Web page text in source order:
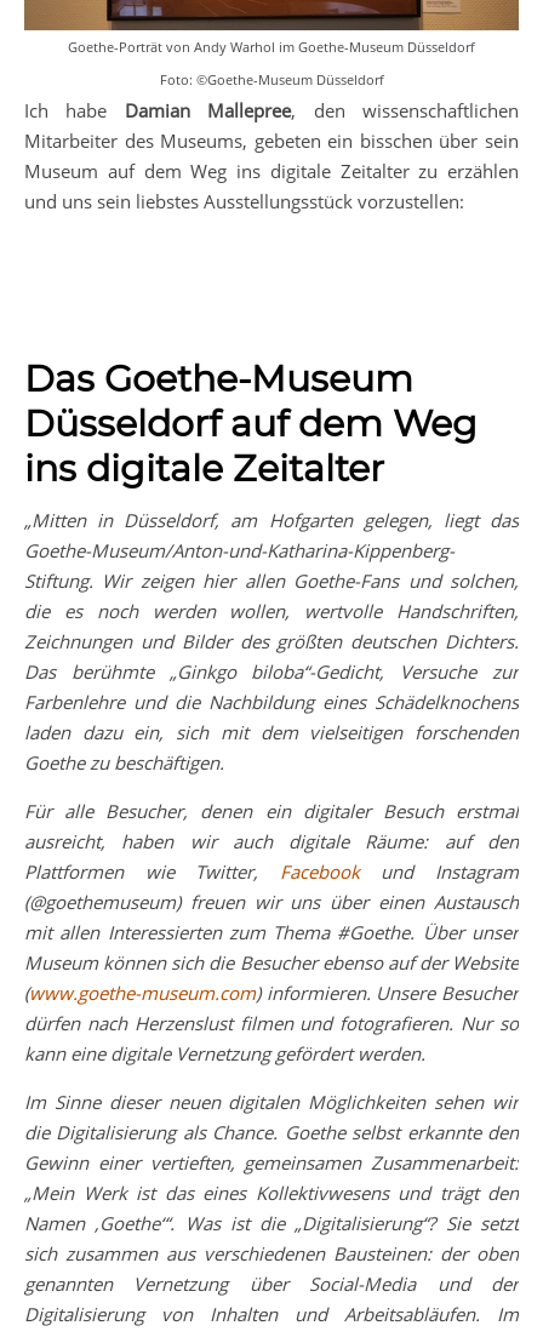
Goethe-Porträt von Andy Warhol im Goethe-Museum Düsseldorf
Foto: ©Goethe-Museum Düsseldorf
Ich habe Damian Mallepree, den wissenschaftlichen
Mitarbeiter des Museums, gebeten ein bisschen über sein
Museum auf dem Weg ins digitale Zeitalter zu erzählen
und uns sein liebstes Ausstellungsstück vorzustellen:
Das Goethe-Museum
Düsseldorf auf dem Weg
ins digitale Zeitalter
„Mitten in Düsseldorf, am Hofgarten gelegen, liegt das
Goethe-Museum/Anton-und-Katharina-Kippenberg-
Stiftung. Wir zeigen hier allen Goethe-Fans und solchen,
die es noch werden wollen, wertvolle Handschriften,
Zeichnungen und Bilder des größten deutschen Dichters.
Das berühmte „Ginkgo biloba“-Gedicht, Versuche zur
Farbenlehre und die Nachbildung eines Schädelknochens
laden dazu ein, sich mit dem vielseitigen forschenden
Goethe zu beschäftigen.
Für alle Besucher, denen ein digitaler Besuch erstmal
ausreicht, haben wir auch digitale Räume: auf den
Plattformen wie Twitter, Facebookund Instagram
(@goethemuseum) freuen wir uns über einen Austausch
mit allen Interessierten zum Thema #Goethe. Über unser
Museum können sich die Besucher ebenso auf der Website
(www.goethe-museum.com) informieren. Unsere Besucher
dürfen nach Herzenslust filmen und fotografieren. Nur so
kann eine digitale Vernetzung gefördert werden.
Im Sinne dieser neuen digitalen Möglichkeiten sehen wir
die Digitalisierung als Chance. Goethe selbst erkannte den
Gewinn einer vertieften, gemeinsamen Zusammenarbeit:
„Mein Werk ist das eines Kollektivwesens und trägt den
Namen ‚Goethe‘“. Was ist die „Digitalisierung“? Sie setzt
sich zusammen aus verschiedenen Bausteinen: der oben
genannten Vernetzung über Social-Media und der
Digitalisierung von Inhalten und Arbeitsabläufen. Im